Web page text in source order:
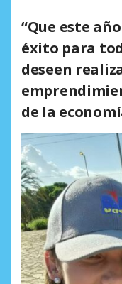
“Que este
éxito para
deseen
de la